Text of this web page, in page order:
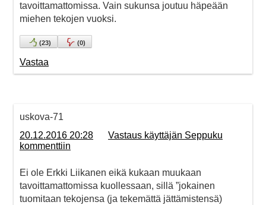
tavoittamattomissa. Vain sukunsa joutuu häpeään
miehen tekojen vuoksi.
(23) (0)
Vastaa
uskova-71
20.12.2016 20:28
Vastaus käyttäjän Seppuku
kommenttiin
Ei ole Erkki Liikanen eikä kukaan muukaan
tavoittamattomissa kuollessaan, sillä ”jokainen
tuomitaan tekojensa (ja tekemättä jättämistensä)